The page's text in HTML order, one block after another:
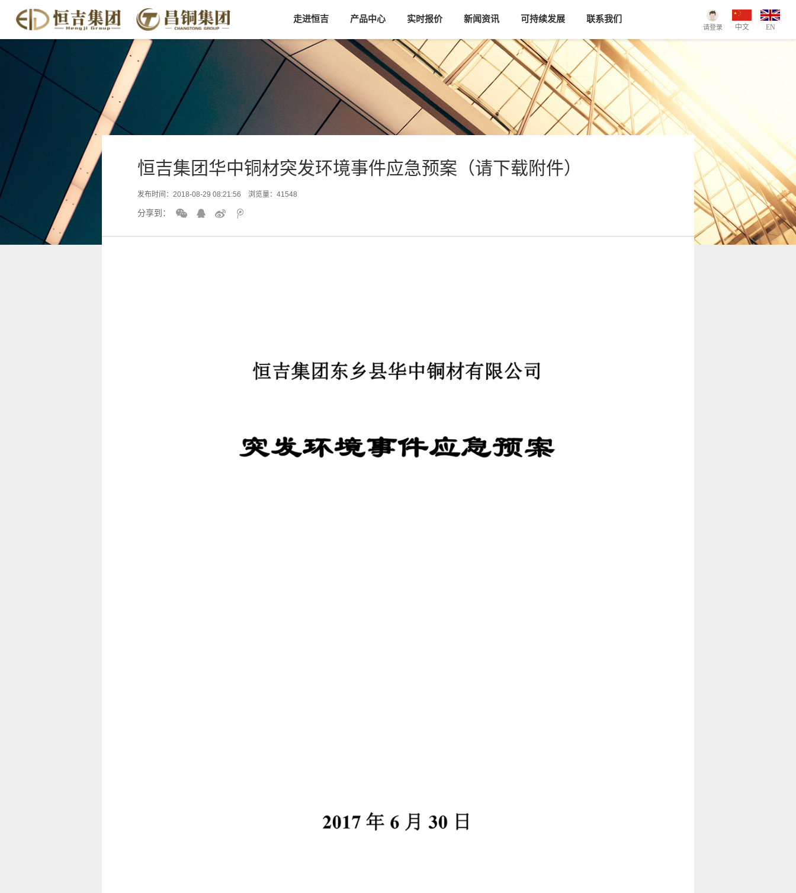
走进恒吉 产品中心 实时报价 新闻资讯 可持续发展 联系我们
请登录
中文 EN
恒吉集团华中铜材突发环境事件应急预案（请下载附件）
发布时间：2018-08-29 08:21:56 浏览量：41548
分享到：